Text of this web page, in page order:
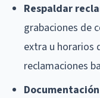
Respaldar
grabaciones de
extra u horarios
reclamaciones